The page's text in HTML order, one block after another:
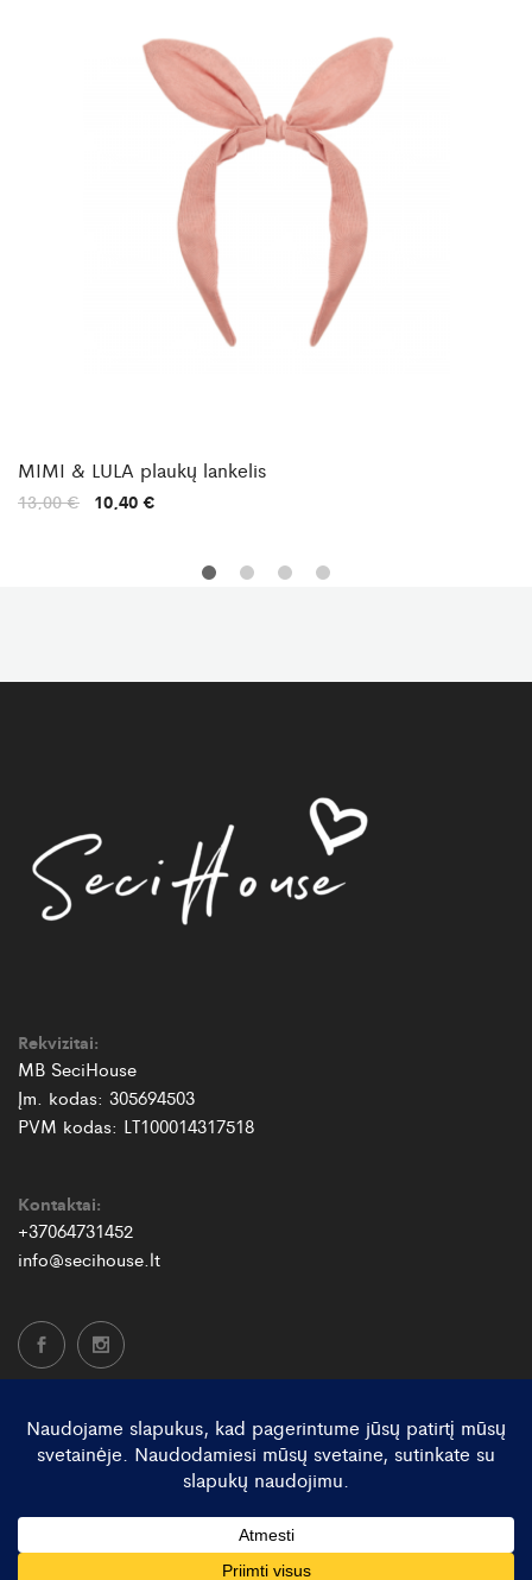
MIMI & LULA plaukų lankelis
13,00€ Original
price
10,40 €
Rekvizitai:
MB SeciHouse
Įm. kodas: 305694503
PVM kodas: LT100014317518
Kontaktai:
+37064731452
info@secihouse.lt
© SeciHouse 2026. Visos teisės saugomos.